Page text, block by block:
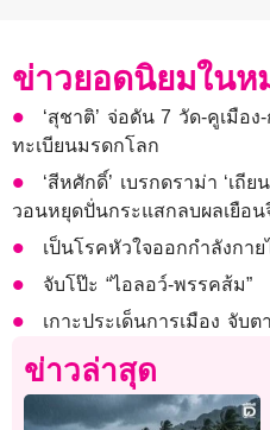
ข่าวยอดนิยมในห
‘สุชาติ’ จ่อดัน 7 วัด-คูเมือ
ทะเบียนมรดกโลก
‘สีหศักดิ์’ เบรกดราม่า ‘เถี
วอนหยุดปั่นกระแสกลบผลเยือน
เป็นโรคหัวใจออกกำลังกา
จับโป๊ะ “ไอลอว์-พรรคส้ม”
เกาะประเด็นการเมือง จับ
ข่าวล่าสุด